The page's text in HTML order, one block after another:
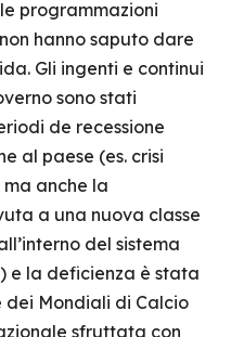
programmazioni
hanno saputo dare
Gli ingenti e continui
sono stati
de recessione
al paese (es. crisi
anche la
a una nuova classe
del sistema
e la deficienza è stata
dei Mondiali di Calcio
sfruttata con